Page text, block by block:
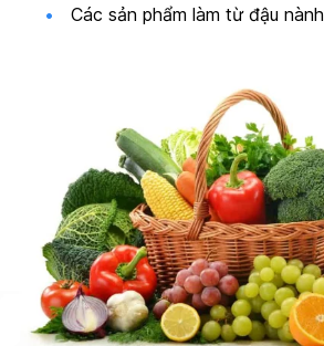
Các sản phẩm làm từ đậu nành